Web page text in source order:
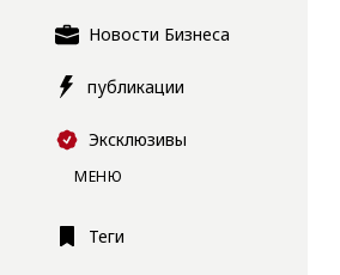
Новости Бизнеса
публикации
Эксклюзивы
МЕНЮ
Теги